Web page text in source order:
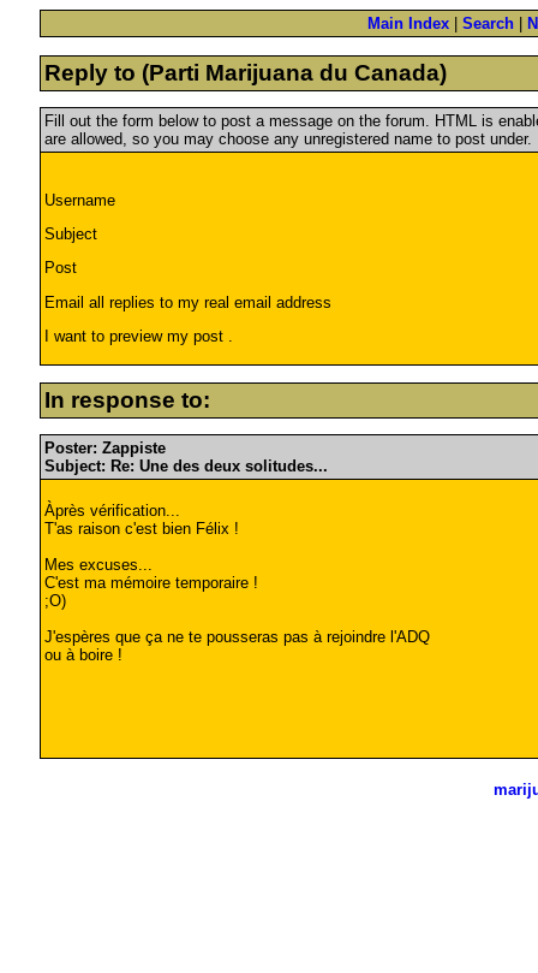
Main Index Search
Reply to (Parti Marijuana du Canada)
Fill out the form below to post a message on the forum. HTML is
are allowed, so you may choose any unregistered name to post under.
Username
Subject
Post
Email all replies to my real email address
I want to preview my post .
In response to:
Poster: Zappiste
Subject: Re: Une des deux solitudes...
Àprès vérification...
T'as raison c'est bien Félix !
Mes excuses...
C'est ma mémoire temporaire !
;O)
J'espères que ça ne te pousseras pas à rejoindre l'ADQ
ou à boire !